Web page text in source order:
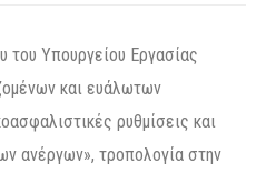
του Υπουργείου Εργασίας
και ευάλωτων
ρυθμίσεις και
ανέργων», τροπολογία στην